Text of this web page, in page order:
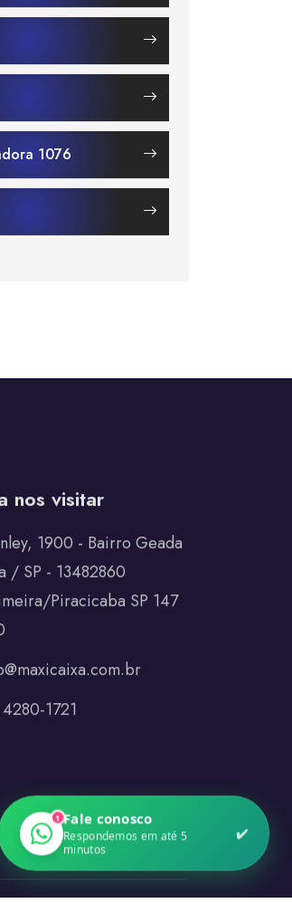
1076
nos visitar
1900 - Bairro Geada
/ SP - 13482860
Piracicaba SP 147
4280-1721
1 Fale conosco
Respondemos em até 5
minutos
✔️